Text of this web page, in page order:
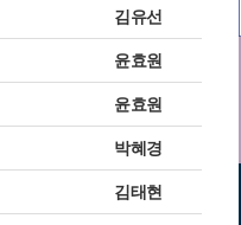
김유선
윤효원
윤효원
박혜경
김태현